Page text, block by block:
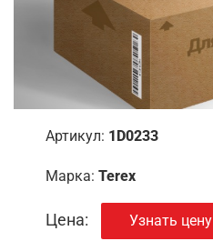
Артикул: 1D0233
Марка: Terex
Цена: Узнать цену